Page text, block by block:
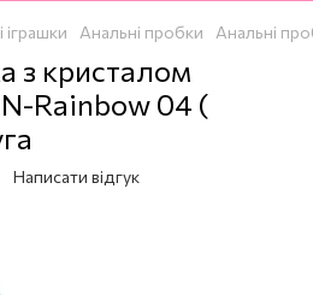
іграшки Анальні пробки Анальні
з кристалом
Rainbow 04 (
Написати відгук